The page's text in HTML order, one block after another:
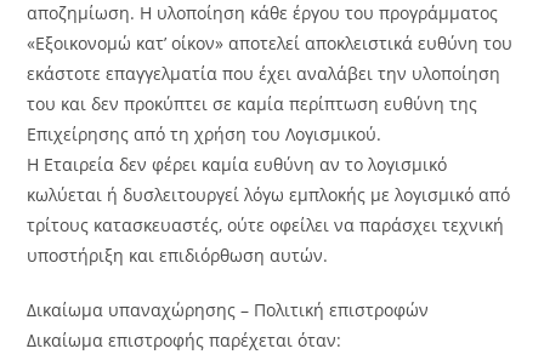
αποζημίωση. Η υλοποίηση κάθε έργου του προγράμματος
«Εξοικονομώ κατ’ οίκον» αποτελεί αποκλειστικά ευθύνη του
εκάστοτε επαγγελματία που έχει αναλάβει την υλοποίηση
του και δεν προκύπτει σε καμία περίπτωση ευθύνη της
Επιχείρησης από τη χρήση του Λογισμικού.
Η Εταιρεία δεν φέρει καμία ευθύνη αν το λογισμικό
κωλύεται ή δυσλειτουργεί λόγω εμπλοκής με λογισμικό από
τρίτους κατασκευαστές, ούτε οφείλει να παράσχει τεχνική
υποστήριξη και επιδιόρθωση αυτών.
Δικαίωμα υπαναχώρησης – Πολιτική επιστροφών
Δικαίωμα επιστροφής παρέχεται όταν: